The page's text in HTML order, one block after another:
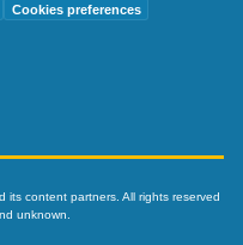
Cookies preferences
content partners. All rights reserved
unknown.